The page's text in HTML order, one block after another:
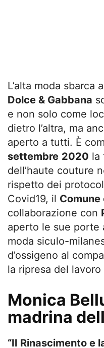
L’alta moda sbarca a
Dolce & Gabbana
e non solo come
dietro l’altra, ma
aperto a tutti. È
settembre 2020 la
dell’haute couture
rispetto dei
Covid19, il Comune
collaborazione con
aperto le sue porte
moda siculo-
d’ossigeno al
la ripresa del
Monica
madrina
“Il Rinascimento e